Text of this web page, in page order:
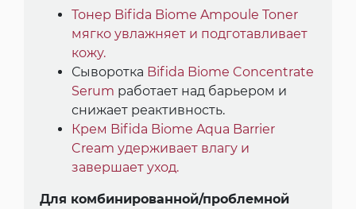
Тонер Bifida Biome Ampoule Toner
мягко увлажняет и подготавливает
кожу.
Сыворотка Bifida Biome Concentrate
Serum работает над барьером и
снижает реактивность.
Крем Bifida Biome Aqua Barrier
Cream удерживает влагу и
завершает уход.
Для комбинированной/проблемной